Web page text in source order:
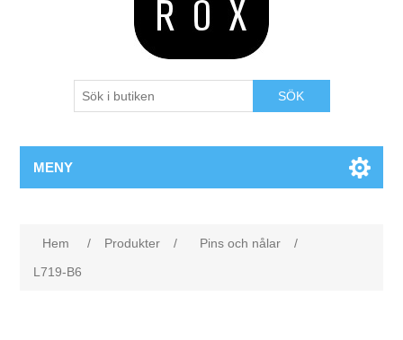
SÖK
MENY
Hem / Produkter / Pins och nålar
/
L719-B6